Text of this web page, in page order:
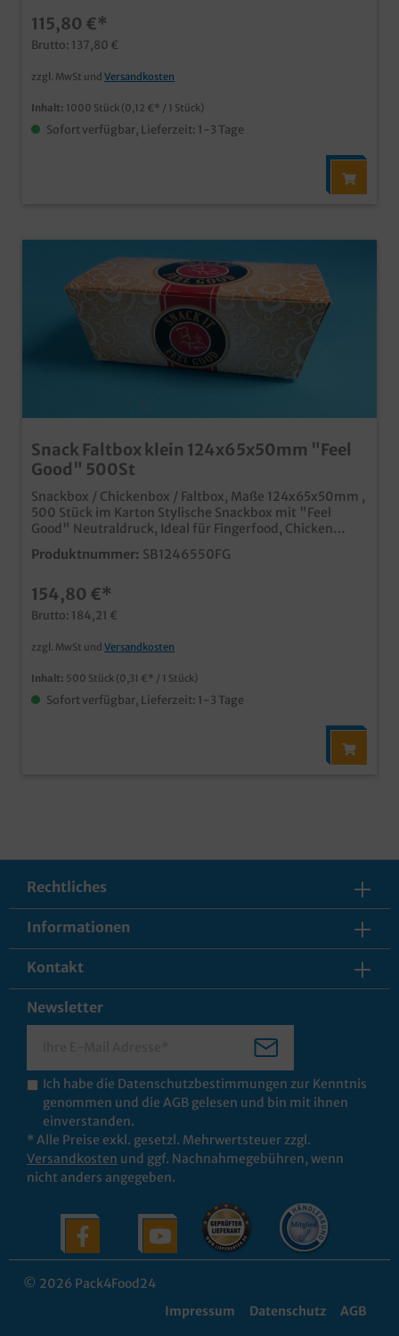
"Made in Germany" auch in Ihrem eigenen Motiv
bedruckbar, unser Kundenservice berät Sie gern
115,80 €*
Brutto: 137,80 €
zzgl. MwSt und Versandkosten
Inhalt: 1000 Stück (0,12 €* / 1 Stück)
Sofort verfügbar, Lieferzeit: 1-3 Tage
Snack Faltbox klein 124x65x50mm "Feel
Good" 500St
Snackbox / Chickenbox / Faltbox, Maße 124x65x50mm ,
500 Stück im Karton Stylische Snackbox mit "Feel
Good" Neutraldruck, Ideal für Fingerfood, Chicken
Nuggets & Wings, Snacks usw., Qualität made in
Germany schon ab 25.000 Stück in Ihrem Neutralmotiv
Produktnummer: SB1246550FG
154,80 €*
Brutto: 184,21 €
zzgl. MwSt und Versandkosten
Inhalt: 500 Stück (0,31 €* / 1 Stück)
Sofort verfügbar, Lieferzeit: 1-3 Tage
Rechtliches
Informationen
Kontakt
Newsletter
Ich habe die Datenschutzbestimmungen zur Kenntnis
genommen und die AGB gelesen und bin mit ihnen
einverstanden.
* Alle Preise exkl. gesetzl. Mehrwertsteuer zzgl.
Versandkosten und ggf. Nachnahmegebühren, wenn
nicht anders angegeben.
© 2026 Pack4Food24
Impressum
Datenschutz AGB